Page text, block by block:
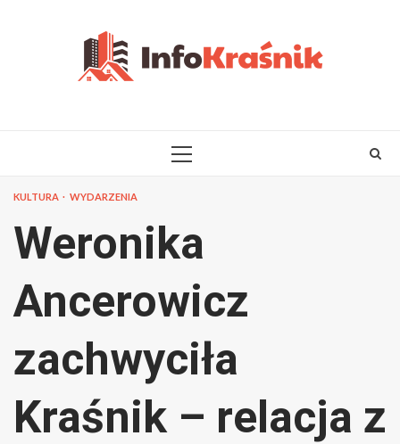
PRIMARY
KULTURA WYDARZENIA
Weronika
Ancerowicz
zachwyciła
Kraśnik – relacja z